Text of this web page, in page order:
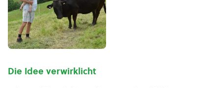
Die Idee verwirklicht